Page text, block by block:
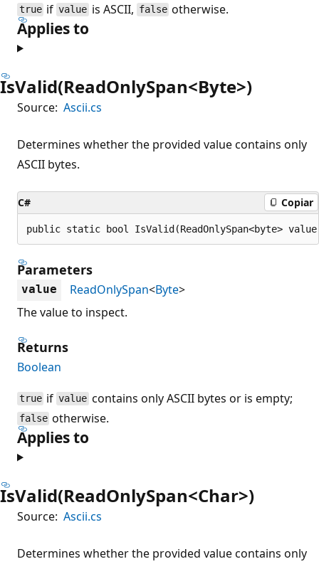
true ifvalueis ASCII, false otherwise.
Applies to
IsValid(ReadOnlySpan<Byte>)
Source: Ascii.cs
Determines whether the provided value contains only
ASCII bytes.
C# Copiar
public static bool IsValid(ReadOnlySpan<byte>
Parameters
value ReadOnlySpan<Byte>
The value to inspect.
Returns
Boolean
true ifvaluecontains only ASCII bytes or is empty;
false otherwise.
Applies to
IsValid(ReadOnlySpan<Char>)
Source: Ascii.cs
Determines whether the provided value contains only